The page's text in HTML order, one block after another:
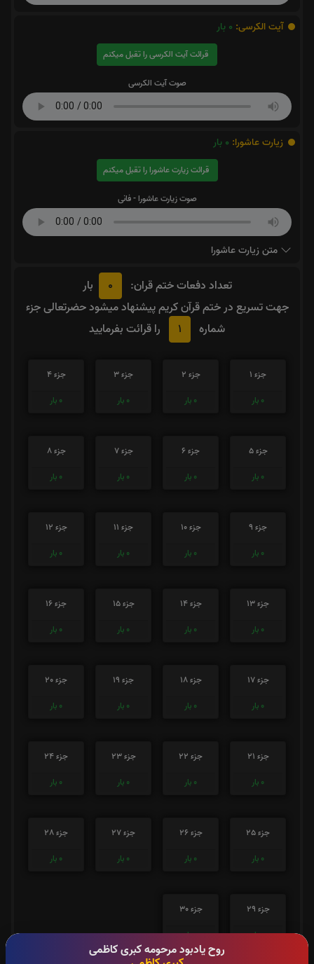
روح یادبود مرحومه کبری کاظمی
آیت الکرسی: 0 بار
قرائت آیت الکرسی را تقبل میکنم
صوت آیت الکرسی
زیارت عاشورا: 0 بار
قرائت زیارت عاشورا را تقبل میکنم
صوت زیارت عاشورا - فانی
متن زیارت عاشورا
تعداد دفعات ختم قران: 0
بار
جهت تسریع در ختم قرآن کریم پیشنهاد میشود حضرتعالی جزء
شماره
1 را قرائت بفرمایید
جزء 1
0 بار
جزء 2
0 بار
جزء 3
0 بار
جزء 4
0 بار
جزء 5
0 بار
جزء 6
0 بار
جزء 7
0 بار
جزء 8
0 بار
جزء 9
0 بار
جزء 10
0 بار
جزء 11
0 بار
جزء 12
0 بار
جزء 13
0 بار
جزء 14
0 بار
جزء 15
0 بار
جزء 16
0 بار
جزء 17
0 بار
جزء 18
0 بار
جزء 19
0 بار
جزء 20
0 بار
جزء 21
0 بار
جزء 22
0 بار
جزء 23
0 بار
جزء 24
0 بار
جزء 25
0 بار
جزء 26
0 بار
جزء 27
0 بار
جزء 28
0 بار
جزء 29
0بار
جزء 30
0بار